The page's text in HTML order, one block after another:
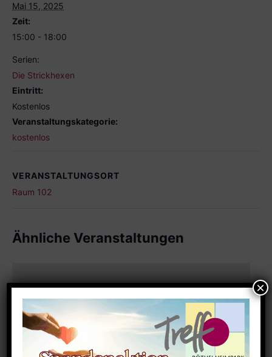
Mai 15, 2025
Zeit:
15:00 - 18:00
Serien:
Die Strickhexen
Eintritt:
Kostenlos
Veranstaltungskategorie:
kostenlos
VERANSTALTUNGSORT
Raum 102
Ähnliche Veranstaltungen